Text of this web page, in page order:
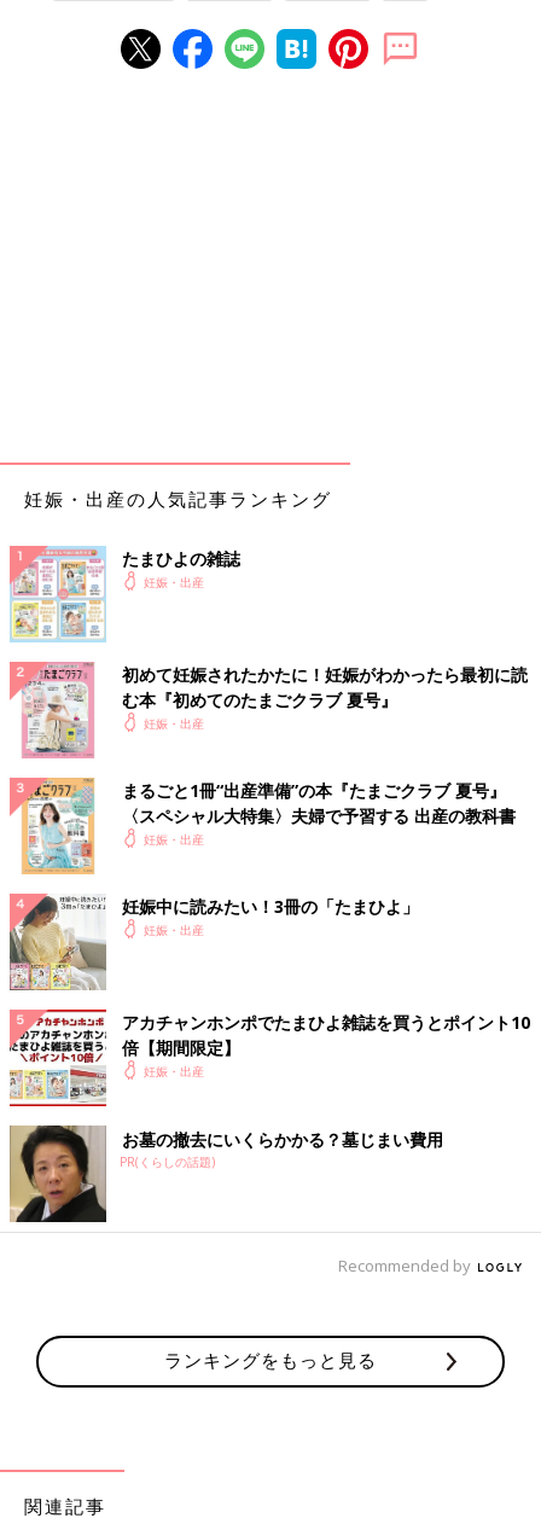
だけ入るスタイル。または、一緒にシャワーだけのスタイルにな
た。
おなかに負担がかからない筋トレを6週間続けたら…
PT初日の日、どんなことをするのかドキドキしながら行ってみ
ると、けがあけの若者からお年寄りまで、そして私のほかにも妊
婦さんが数人待合室にいました。心強い仲間〜！
1時間の予約内容としては、まずは痛みの原因を明確に探すこ
と。ありとあらゆるストレッチや動きをしてわかったのは、前か
がみから上体を起こすときに腰の筋肉が妊娠ホルモンの影響もあ
るのかゆるゆるでうまく使えていなかったみたいだということ。
そこから週に1回、1時間みっちりと筋トレタイムが始まりまし
インパクトの動作やストレッチに加え、家でもできる運動も教え
チバンドを使用したレジスタンス運動など。おなかにはまったく
負担はかからず、動きはかなり地味なのに終わったあとは必ずヘ
も、同じ体勢で立っていても普通に痛みなく生活ができる、この
妊娠・出産の人気記事ランキング
たまひよの雑誌
妊娠・出産
初めて妊娠されたかたに！妊娠がわかったら最初に読
む本『初めてのたまごクラブ 夏号』
妊娠・出産
まるごと1冊“出産準備”の本『たまごクラブ 夏号』
〈スペシャル大特集〉夫婦で予習する 出産の教科書
妊娠・出産
妊娠中に読みたい！3冊の「たまひよ」
妊娠・出産
アカチャンホンポでたまひよ雑誌を買うとポイント10
倍【期間限定】
妊娠・出産
お墓の撤去にいくらかかる？墓じまい費用
PR(くらしの話題)
Recommended by
ランキングをもっと見る
関連記事